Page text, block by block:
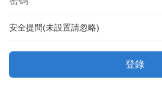
安全提問(未設置請忽略)
登錄